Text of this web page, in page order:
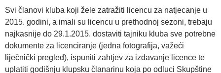
Svi članovi kluba koji žele zatražiti licencu za natjecanje u
2015. godini, a imali su licencu u prethodnoj sezoni, trebaju
najkasnije do 29.1.2015. dostaviti tajniku kluba sve potrebne
dokumente za licenciranje (jedna fotografija, važeći
liječnički pregled), ispuniti zahtjev za izdavanje licence te
uplatiti godišnju klupsku članarinu koja po odluci Skupštine